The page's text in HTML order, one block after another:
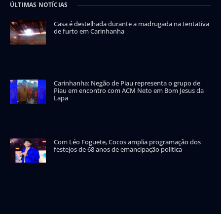
ÚLTIMAS NOTÍCIAS
Casa é destelhada durante a madrugada na tentativa
de furto em Carinhanha
Carinhanha: Negão de Piau representa o grupo de
Piau em encontro com ACM Neto em Bom Jesus da
Lapa
Com Léo Foguete, Cocos amplia programação dos
festejos de 68 anos de emancipação política